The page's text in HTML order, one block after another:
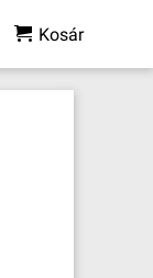
Kosár